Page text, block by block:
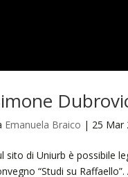
Emanuela Braico | 25 Mar
sito di Uniurb è possibile
“Studi su